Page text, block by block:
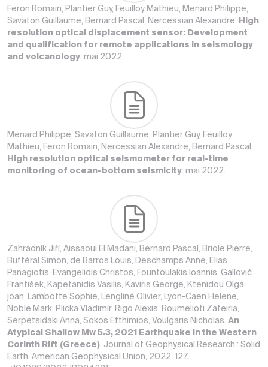
Feron Romain, Plantier Guy, Feuilloy Mathieu, Menard Philippe,
Savaton Guillaume, Bernard Pascal, Nercessian Alexandre. High
resolution optical displacement sensor: Development
and qualification for remote applications in seismology
and volcanology. mai 2022.
Menard Philippe, Savaton Guillaume, Plantier Guy, Feuilloy
Mathieu, Feron Romain, Nercessian Alexandre, Bernard Pascal.
High resolution optical seismometer for real-time
monitoring of ocean-bottom seismicity. mai 2022.
Zahradník Jiří, Aissaoui El Madani, Bernard Pascal, Briole Pierre,
Bufféral Simon, de Barros Louis, Deschamps Anne, Elias
Panagiotis, Evangelidis Christos, Fountoulakis Ioannis, Gallovič
František, Kapetanidis Vasilis, Kaviris George, Ktenidou Olga‐
joan, Lambotte Sophie, Lengliné Olivier, Lyon-Caen Helene,
Noble Mark, Plicka Vladimír, Rigo Alexis, Roumelioti Zafeiria,
Serpetsidaki Anna, Sokos Efthimios, Voulgaris Nicholas. An
Atypical Shallow Mw 5.3, 2021 Earthquake in the Western
Corinth Rift (Greece). Journal of Geophysical Research : Solid
Earth, American Geophysical Union, 2022, 127.